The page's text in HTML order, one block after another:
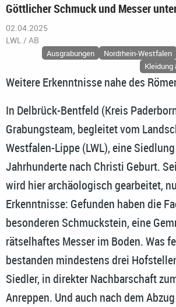
Göttlicher Schmuck und Messer
02.04.2025
LWL / AB
Ausgrabungen Nordrhein-Westfalen
Kleidung
Weitere Erkenntnisse nahe des
In Delbrück-Bentfeld (Kreis
Grabungsteam, begleitet vom
Westfalen-Lippe (LWL), eine
Jahrhunderte nach Christi Geburt.
wird hier archäologisch gearbeitet,
Erkenntnisse: Gefunden haben die
besonderen Schmuckstein, eine
rätselhaftes Messer im Boden. Was
bestanden mindestens drei
Siedler, in direkter Nachbarschaft
Anreppen. Und auch nach dem